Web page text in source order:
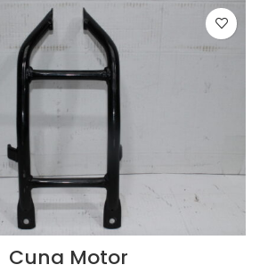
Cuna Motor